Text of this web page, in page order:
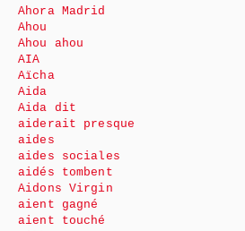
Ahora Madrid
Ahou
Ahou ahou
AIA
Aïcha
Aida
Aida dit
aiderait presque
aides
aides sociales
aidés tombent
Aidons Virgin
aient gagné
aient touché